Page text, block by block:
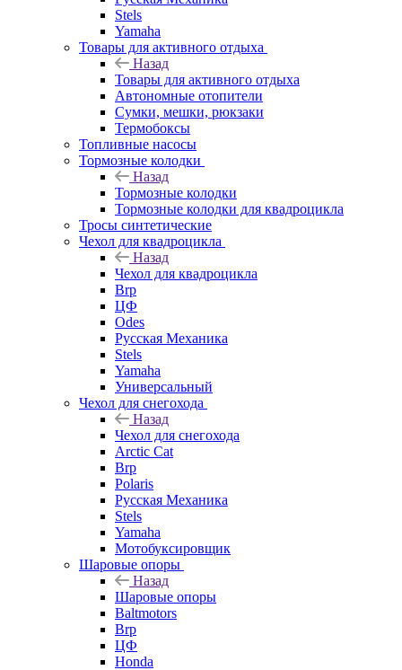
Stels
Yamaha
Товары для активного отдыха
Назад
Товары для активного отдыха
Автономные отопители
Сумки, мешки, рюкзаки
Термобоксы
Топливные насосы
Тормозные колодки
Назад
Тормозные колодки
Тормозные колодки для квадроцикла
Тросы синтетические
Чехол для квадроцикла
Назад
Чехол для квадроцикла
Brp
ЦФ
Odes
Русская Механика
Stels
Yamaha
Универсальный
Чехол для снегохода
Назад
Чехол для снегохода
Arctic Cat
Brp
Polaris
Русская Механика
Stels
Yamaha
Мотобуксировщик
Шаровые опоры
Назад
Шаровые опоры
Baltmotors
Brp
ЦФ
Honda